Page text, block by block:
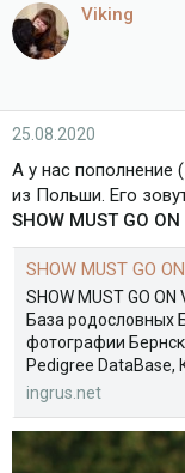
Viking
25.08.2020
А у нас пополнение
из Польши. Его
SHOW MUST GO
SHOW MUST GO ON VON ROMANSHOF - База Родословных Бернских Зенненхундов
SHOW MUST GO
База родословных
фотографии
Pedigree DataBase,
ingrus.net